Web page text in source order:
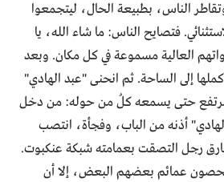
الناس، بطبيعة الحال، ليتجمعوا
فتصايح الناس: ما شاء الله، يا
العالية مسموعة في كل مكان. وبعد
إلى الساحة. ثم انحنى "عبد الهادي"
حتى يسمعه كلُ من حوله: من دخل
أذنه من الباب، وفجأة، انتصب
رجل التصقت بعمامته شبكة عنكبوت.
عمائم بعضهم البعض، إلا أن